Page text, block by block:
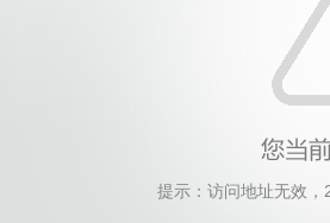
提示：访问地址无效